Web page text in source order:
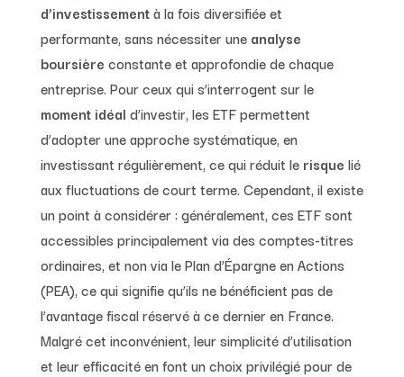
d’investissementà la fois diversifiée et
performante, sans nécessiter une analyse
boursière constante et approfondie de chaque
entreprise. Pour ceux qui s’interrogent sur le
moment idéal d’investir, les ETF permettent
d’adopter une approche systématique, en
investissant régulièrement, ce qui réduit le risque lié
aux fluctuations de court terme. Cependant, il existe
un point à considérer : généralement, ces ETF sont
accessibles principalement via des comptes-titres
ordinaires, et non via le Plan d’Épargne en Actions
(PEA), ce qui signifie qu’ils ne bénéficient pas de
l’avantage fiscal réservé à ce dernier en France.
Malgré cet inconvénient, leur simplicité d’utilisation
et leur efficacité en font un choix privilégié pour de